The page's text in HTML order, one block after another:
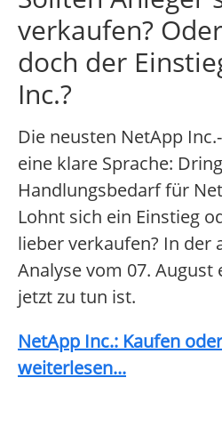
verkaufen?
doch der
Inc.?
Die neusten NetApp
eine klare Sprache:
Handlungsbedarf für
Lohnt sich ein Einstieg
lieber verkaufen? In der
Analyse vom 07. August
jetzt zu tun ist.
NetApp Inc.: Kaufen
weiterlesen...